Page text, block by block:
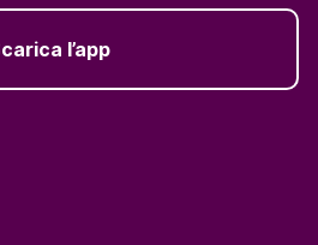
l’app